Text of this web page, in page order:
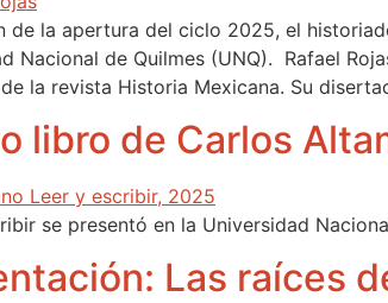
de la apertura del ciclo 2025, el
Nacional de Quilmes (UNQ). Rafael
la revista Historia Mexicana. Su
libro de Carlos
se presentó en la Universidad
Las raíces